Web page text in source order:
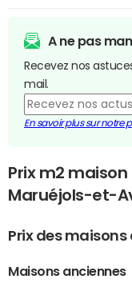
A ne pas
Recevez nos
mail.
En savoir plus sur notre
Prix m2
Maruéjols-et-
Prix des
Maisons anciennes